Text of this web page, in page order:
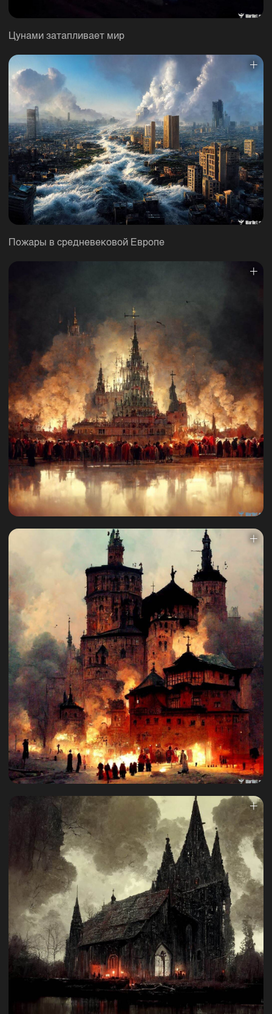
Цунами затапливает мир
Пожары в средневековой Европе